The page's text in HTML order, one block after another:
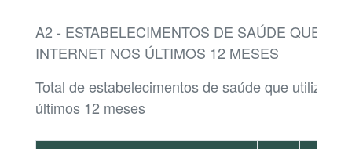
A2 - ESTABELECIMENTOS DE SAÚDE QUE
INTERNET NOS ÚLTIMOS 12 MESES
Total de estabelecimentos de saúde que
últimos 12 meses